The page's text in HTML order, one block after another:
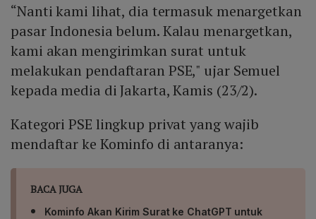
“Nanti kami lihat, dia termasuk menargetkan
pasar Indonesia belum. Kalau menargetkan,
kami akan mengirimkan surat untuk
melakukan pendaftaran PSE," ujar Semuel
kepada media di Jakarta, Kamis (23/2).
Kategori PSE lingkup privat yang wajib
mendaftar ke Kominfo di antaranya:
BACA JUGA
Kominfo Akan Kirim Surat ke ChatGPT untuk